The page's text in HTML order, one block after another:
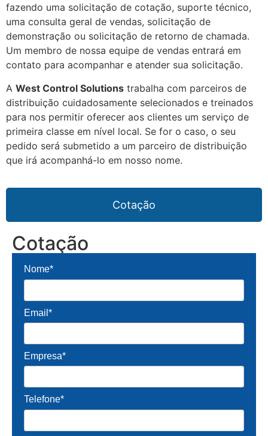
fazendo uma solicitação de cotação, suporte técnico,
uma consulta geral de vendas, solicitação de
demonstração ou solicitação de retorno de chamada.
Um membro de nossa equipe de vendas entrará em
contato para acompanhar e atender sua solicitação.
A West Control Solutions trabalha com parceiros de
distribuição cuidadosamente selecionados e treinados
para nos permitir oferecer aos clientes um serviço de
primeira classe em nível local. Se for o caso, o seu
pedido será submetido a um parceiro de distribuição
que irá acompanhá-lo em nosso nome.
Cotação
Cotação
Nome*
Email*
Empresa*
Telefone*